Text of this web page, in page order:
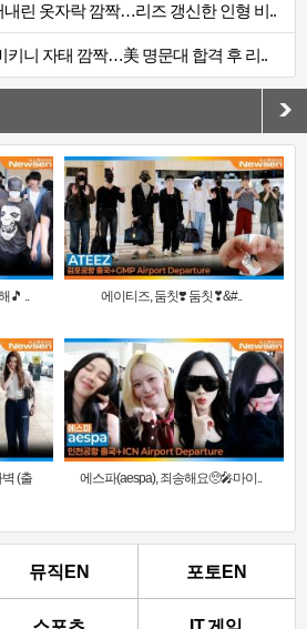
내린 옷자락 깜짝…리즈 갱신한 인형 비..
키니 자태 깜짝…美 명문대 합격 후 리..
🎵 .. 에이티즈, 둠칫❣️ 둠칫❣&#..
(출
에스파(aespa), 죄송해요🥺🎤마이..
뮤직EN 포토EN